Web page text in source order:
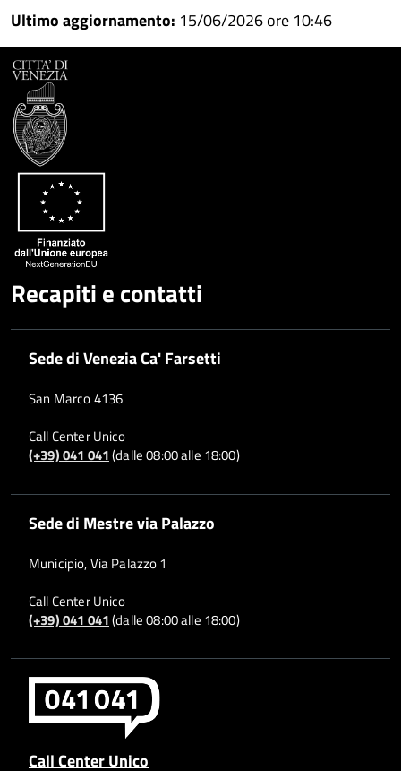
Ultimo aggiornamento: 15/06/2026 ore 10:46
Recapiti e contatti
Sede di Venezia Ca' Farsetti
San Marco 4136
Call Center Unico
(+39) 041 041(dalle 08:00 alle 18:00)
Sede di Mestre via Palazzo
Municipio, Via Palazzo 1
Call Center Unico
(+39) 041 041(dalle 08:00 alle 18:00)
Call Center Unico